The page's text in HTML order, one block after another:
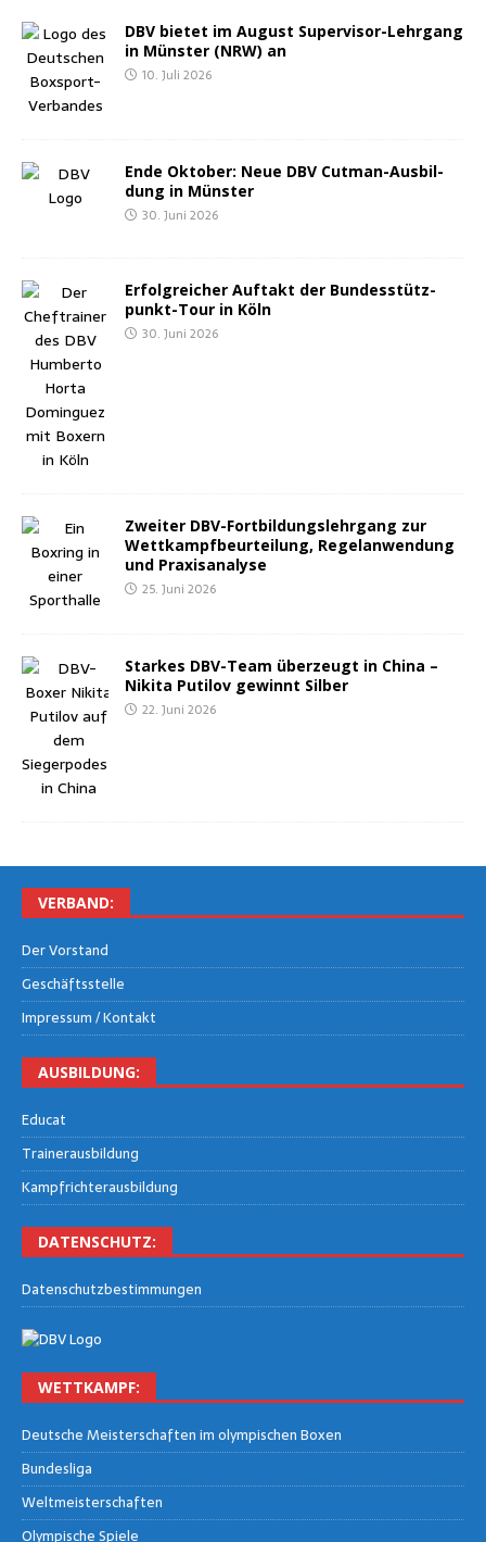
DBV bie­tet im August Super­vi­sor-Lehr­gang
in Müns­ter (NRW) an
10. Juli 2026
Ende Okto­ber: Neue DBV Cut­man-Aus­bil­
dung in Münster
30. Juni 2026
Erfolg­rei­cher Auf­takt der Bun­des­stütz­
punkt-Tour in Köln
30. Juni 2026
Zwei­ter DBV-Fort­bil­dungs­lehr­gang zur
Wett­kampf­be­ur­tei­lung, Regel­an­wen­dung
und Praxisanalyse
25. Juni 2026
Star­kes DBV-Team über­zeugt in Chi­na –
Niki­ta Puti­l­ov gewinnt Silber
22. Juni 2026
VER­BAND:
Der Vor­stand
Geschäfts­stel­le
Impres­sum / Kontakt
AUS­BIL­DUNG:
Edu­cat
Trai­ner­aus­bil­dung
Kampf­rich­ter­aus­bil­dung
DATEN­SCHUTZ:
Daten­schutz­be­stim­mun­gen
WETT­KAMPF:
Deut­sche Meis­ter­schaf­ten im olym­pi­schen Boxen
Bun­des­li­ga
Welt­meis­ter­schaf­ten
Olym­pi­sche Spiele